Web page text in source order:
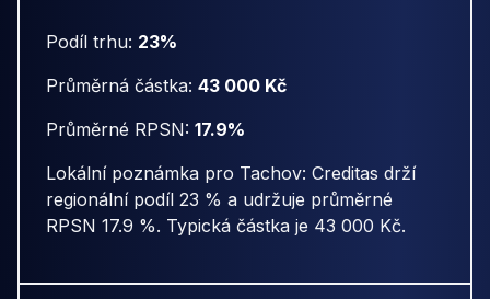
Podíl trhu: 23%
Průměrná částka: 43 000 Kč
Průměrné RPSN: 17.9%
Lokální poznámka pro Tachov: Creditas drží
regionální podíl 23 % a udržuje průměrné
RPSN 17.9 %. Typická částka je 43 000 Kč.